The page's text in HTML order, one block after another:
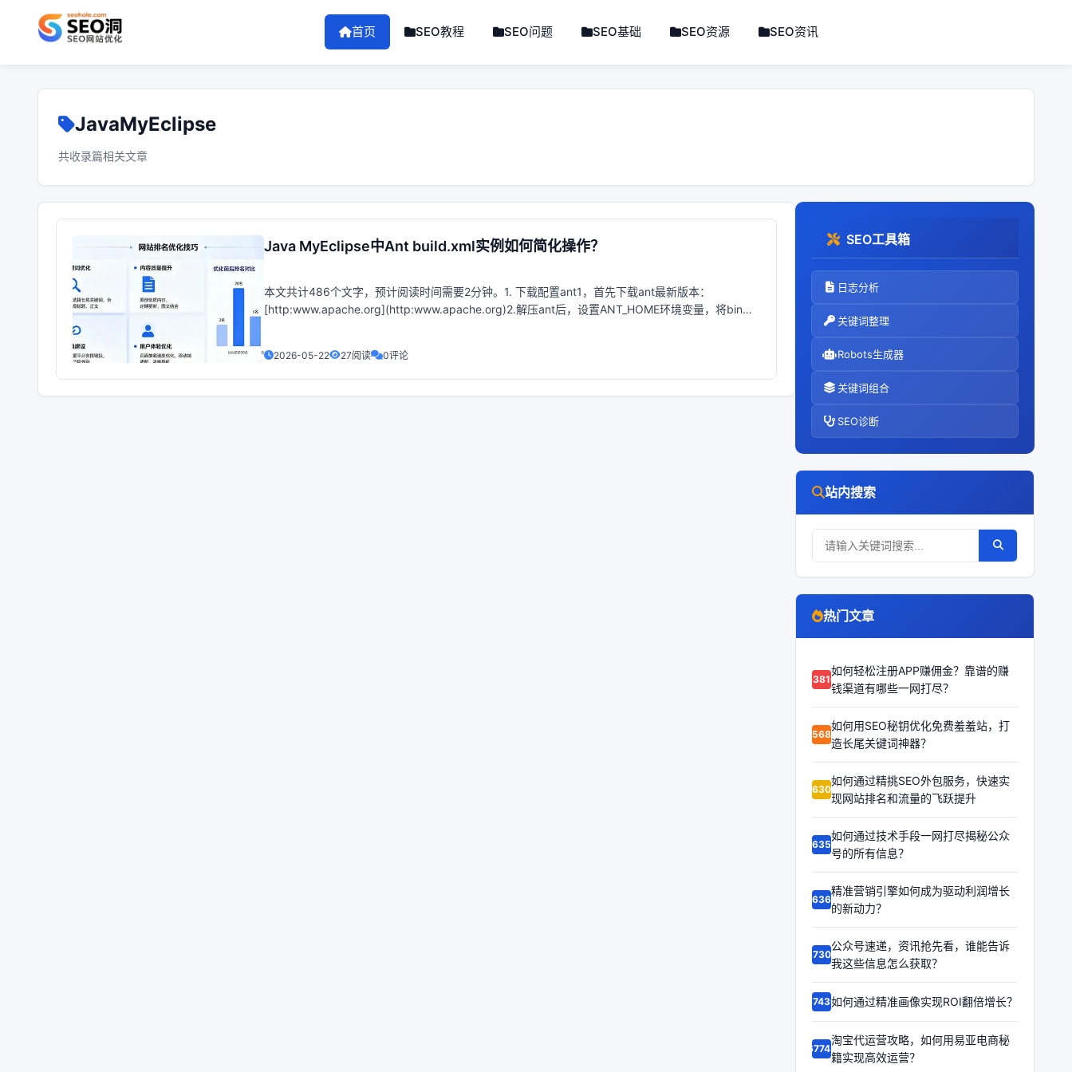
首页 SEO教程 SEO问题 SEO基础 SEO资源 SEO资讯
JavaMyEclipse
共收录篇相关文章
Java MyEclipse中Ant build.xml实例如何简化操作？
本文共计486个文字，预计阅读时间需要2分钟。1. 下载配置ant1，首先下载ant最新版本：
[http:www.apache.org](http:www.apache.org)2.解压ant后，设置ANT_HOME环境变量，将bin目
2026-05-22 27阅读 0评论
SEO工具箱
日志分析
关键词整理
Robots生成器
关键词组合
SEO诊断
站内搜索
热门文章
63810
如何轻松注册APP赚佣金？靠谱的赚
钱渠道有哪些一网打尽？
65683
如何用SEO秘钥优化免费羞羞站，打
造长尾关键词神器？
66306
如何通过精挑SEO外包服务，快速实
现网站排名和流量的飞跃提升
66358
如何通过技术手段一网打尽揭秘公众
号的所有信息？
66369
精准营销引擎如何成为驱动利润增长
的新动力？
67302
公众号速递，资讯抢先看，谁能告诉
我这些信息怎么获取？
67439如何通过精准画像实现ROI翻倍增长？
67745
淘宝代运营攻略，如何用易亚电商秘
籍实现高效运营？